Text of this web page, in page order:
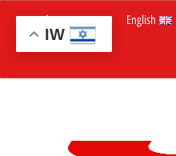
English חדשות ישראל
IW